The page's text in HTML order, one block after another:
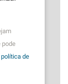
pode
política de